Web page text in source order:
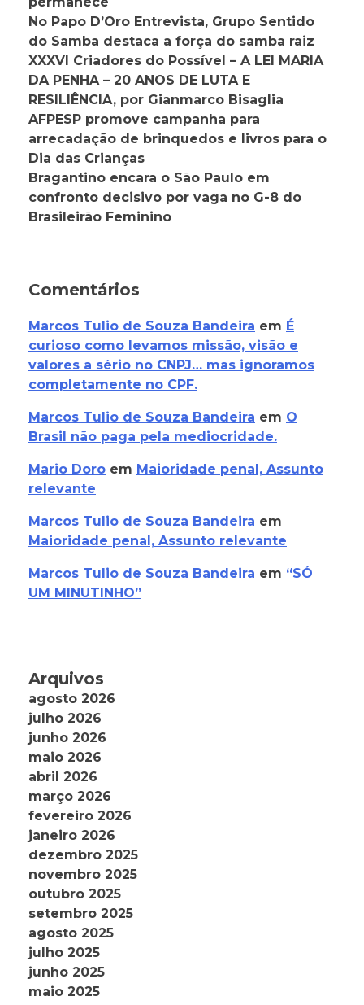
No Papo D’Oro Entrevista, Grupo Sentido
do Samba destaca a força do samba raiz
XXXVI Criadores do Possível – A LEI MARIA
DA PENHA – 20 ANOS DE LUTA E
RESILIÊNCIA, por Gianmarco Bisaglia
AFPESP promove campanha para
arrecadação de brinquedos e livros para o
Dia das Crianças
Bragantino encara o São Paulo em
confronto decisivo por vaga no G-8 do
Brasileirão Feminino
Comentários
Marcos Tulio de Souza Bandeira em É
curioso como levamos missão, visão e
valores a sério no CNPJ… mas ignoramos
completamente no CPF.
Marcos Tulio de Souza Bandeira em O
Brasil não paga pela mediocridade.
Mario Doro em Maioridade penal, Assunto
relevante
Marcos Tulio de Souza Bandeira em
Maioridade penal, Assunto relevante
Marcos Tulio de Souza Bandeira em “SÓ
UM MINUTINHO”
Arquivos
agosto 2026
julho 2026
junho 2026
maio 2026
abril 2026
março 2026
fevereiro 2026
janeiro 2026
dezembro 2025
novembro 2025
outubro 2025
setembro 2025
agosto 2025
julho 2025
junho 2025
maio 2025